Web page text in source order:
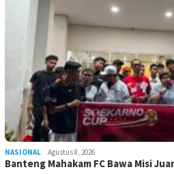
NASIONAL Agustus 8, 2026
Banteng Mahakam FC Bawa Misi